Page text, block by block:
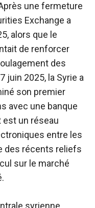
une fermeture
Exchange a
alors que le
de renforcer
des
juin 2025, la Syrie a
son premier
avec une banque
un réseau
entre les
des récents reliefs
sur le marché
syrienne,